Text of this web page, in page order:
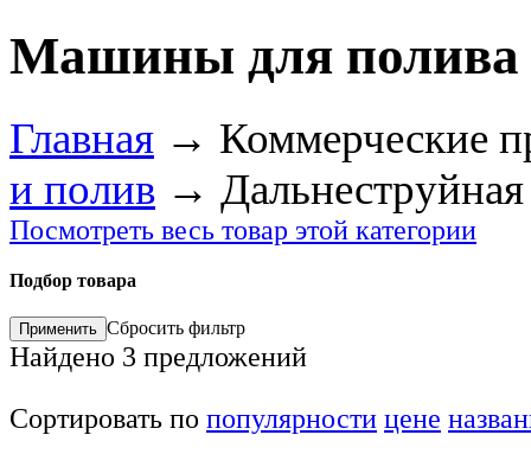
Машины для полива
Главная → Коммерческие
и полив →
Посмотреть весь товар этой категории
Подбор товара
Сбросить фильтр
Найдено 3 предложений
Сортировать по популярности цене